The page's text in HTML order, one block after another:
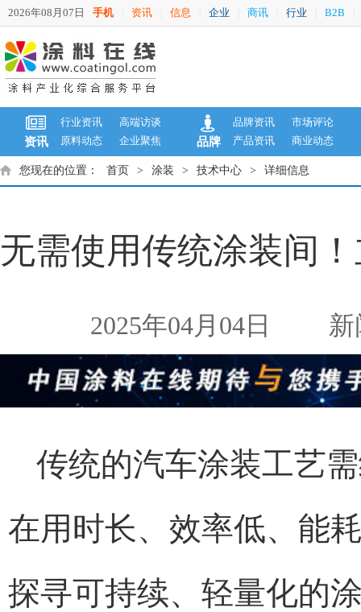
2026年08月07日 手机 资讯 信息 企业 商讯 行业 B2B
资讯
行业资讯
高端访谈
原料动态
企业聚焦 品牌
品牌资讯
市场评论
产品资讯
商业动态
您现在的位置： 首页 > 涂装 > 技术中心 > 详细信息
无需使用传统涂装间
2025年04月04日 新
传统的汽车涂装工艺
在用时长、效率低、能
探寻可持续、轻量化的